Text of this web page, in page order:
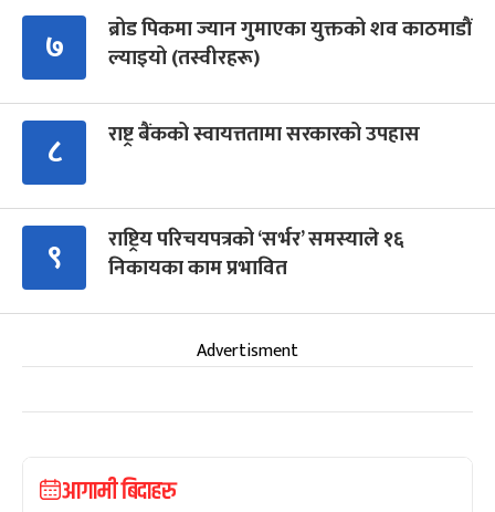
७
ब्रोड पिकमा ज्यान गुमाएका युक्तको शव काठमाडौं
ल्याइयो (तस्वीरहरू)
८ राष्ट्र बैंकको स्वायत्ततामा सरकारको उपहास
९
राष्ट्रिय परिचयपत्रको ‘सर्भर’ समस्याले १६
निकायका काम प्रभावित
Advertisment
आगामी बिदाहरु